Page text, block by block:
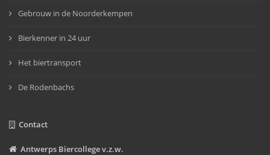
Gebrouw in de Noorderkempen
Bierkenner in 24 uur
Het biertransport
De Rodenbachs
Contact
Antwerps Biercollege v.z.w.